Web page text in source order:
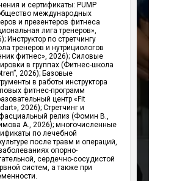
и сертификаты: РUMP
международных
и презентеров фитнеса
лига тренеров»,
Инструктор по стретчингу
тренеров и нутрициологов
фитнес», 2026); Силовые
в группах (Фитнес-школа
2026); Базовые
в работы инструктора
фитнес-программ
центр «Fit
2026); Стретчинг и
релиз (Фомин В.,
А., 2026); многочисленные
по лечебной
после травм и операций,
опорно-
сердечно-сосудистой
систем, а также при